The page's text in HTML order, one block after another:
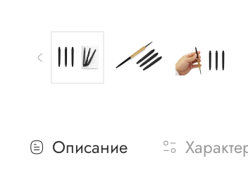
Описание